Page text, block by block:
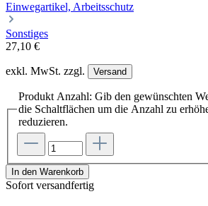
Einwegartikel, Arbeitsschutz
Sonstiges
27,10 €
exkl. MwSt. zzgl. Versand
Produkt Anzahl: Gib den gewünschten
die Schaltflächen um die Anzahl zu
reduzieren.
In den Warenkorb
Sofort versandfertig